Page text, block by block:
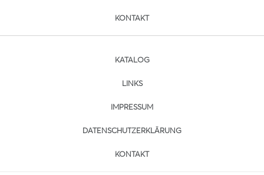
KONTAKT
KATALOG
LINKS
IMPRESSUM
DATENSCHUTZERKLÄRUNG
KONTAKT